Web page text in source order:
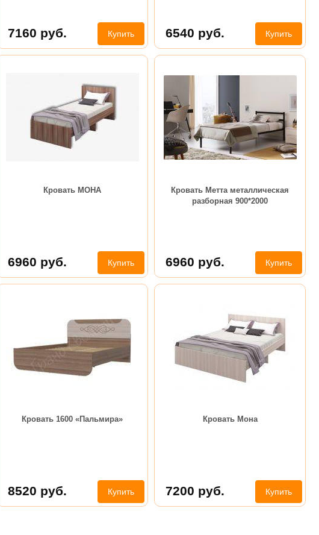
7160 руб. Купить 6540 руб. Купить
Кровать МОНА
6960 руб. Купить
Кровать Метта металлическая
разборная 900*2000
6960 руб. Купить
Кровать 1600 «Пальмира»
8520 руб. Купить
Кровать Мона
7200 руб. Купить